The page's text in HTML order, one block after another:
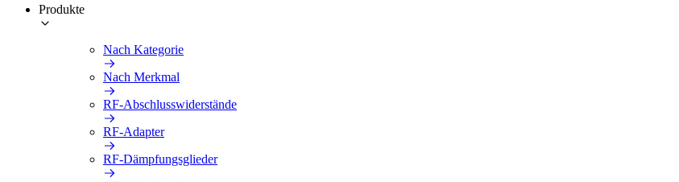
Produkte
Nach Kategorie
Nach Merkmal
RF-Abschlusswiderstände
RF-Adapter
RF-Dämpfungsglieder